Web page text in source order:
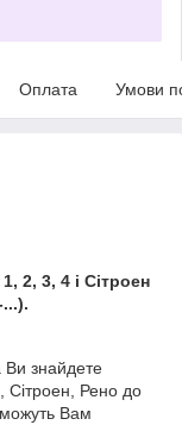
Оплата Умови
2, 3, 4 і Сітроен
Ви знайдете
Сітроен, Рено до
Вам